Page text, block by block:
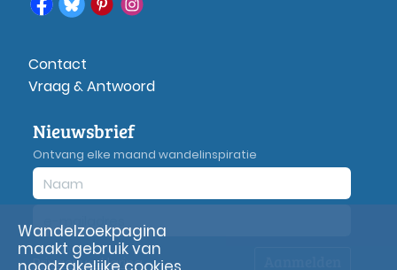
Contact
Vraag & Antwoord
Nieuwsbrief
Ontvang elke maand wandelinspiratie
Privacyverklaring
Wandelzoekpagina
maakt gebruik van